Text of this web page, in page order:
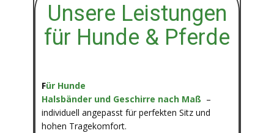
Unsere Leistungen
für Hunde & Pferde
Für Hunde
Halsbänder und Geschirre nach Maß –
individuell angepasst für perfekten Sitz und
hohen Tragekomfort.